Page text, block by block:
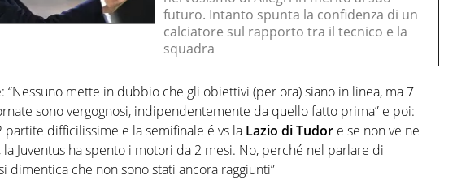
futuro. Intanto spunta la confidenza di un
calciatore sul rapporto tra il tecnico e la
squadra
“Nessuno mette in dubbio che gli obiettivi (per ora) siano in linea, ma 7
sono vergognosi, indipendentemente da quello fatto prima” e poi:
partite difficilissime e la semifinale é vs la Lazio di Tudor e se non ve ne
Juventus ha spento i motori da 2 mesi. No, perché nel parlare di
dimentica che non sono stati ancora raggiunti”